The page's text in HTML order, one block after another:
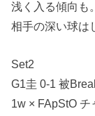
浅く入る傾向も
相手の深い球は
Set2
G1圭 0-1 被
1w × FApStO